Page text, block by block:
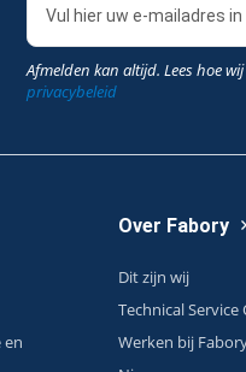
Afmelden kan altijd. Lees hoe
privacybeleid
en
Over Fabory
Dit zijn wij
Technical Service
Werken bij